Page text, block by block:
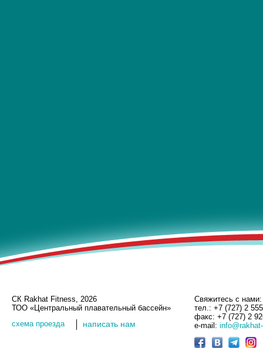
СК Rakhat Fitness, 2026
ТОО «Центральный плавательный бассейн»
cхема проезда
написать нам
Свяжитесь с нами:
тел.: +7 (727) 2
факс: +7 (727) 2
e-mail: